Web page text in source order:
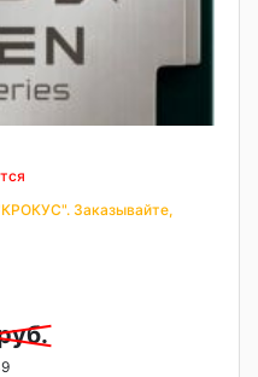
Заказывайте,